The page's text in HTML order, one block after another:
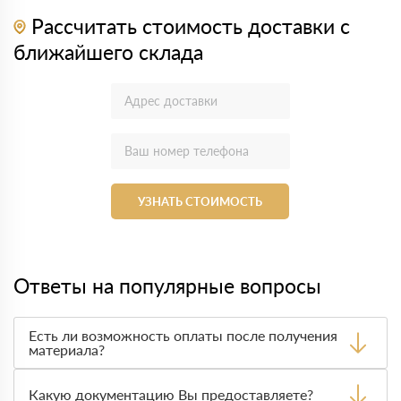
Рассчитать стоимость доставки с
ближайшего склада
УЗНАТЬ СТОИМОСТЬ
Ответы на популярные вопросы
Есть ли возможность оплаты после получения
материала?
оплата по факту получения товара. При этом, если
Какую документацию Вы предоставляете?